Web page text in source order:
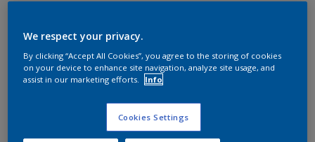
We respect your privacy.
By clicking “Accept All Cookies”, you agree to the storing of cookies
on your device to enhance site navigation, analyze site usage, and
assist in our marketing efforts.
Info
Cookies Settings